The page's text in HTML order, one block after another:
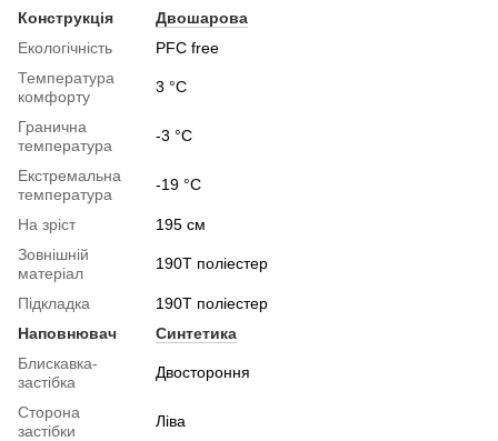
Конструкція
Двошарова
Екологічність
PFC free
Температура
комфорту
3 °C
Гранична
температура
-3 °C
Екстремальна
температура
-19 °C
На зріст
195 см
Зовнішній
матеріал
190T поліестер
Підкладка
190T поліестер
Наповнювач
Синтетика
Блискавка-
застібка
Двостороння
Сторона
застібки
Ліва